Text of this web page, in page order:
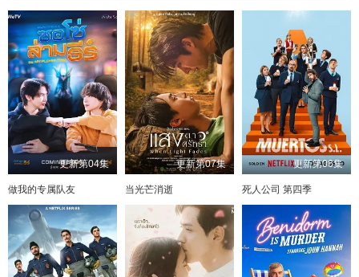
更新第04集
做我的专属队友
更新第07集
当光芒消逝
更新第06集
死人公司 第四季